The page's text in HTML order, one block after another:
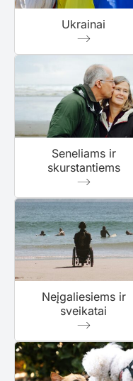
Ukrainai
Seneliams ir
skurstantiems
Neįgaliesiems ir
sveikatai